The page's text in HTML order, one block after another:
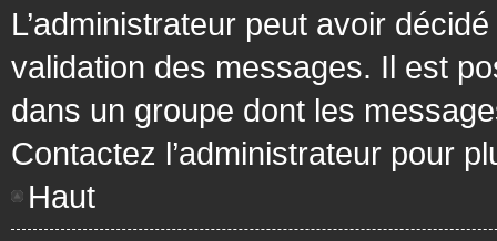
L’administrateur peut avoir
validation des messages. Il est
dans un groupe dont les
Contactez l’administrateur pour
Haut